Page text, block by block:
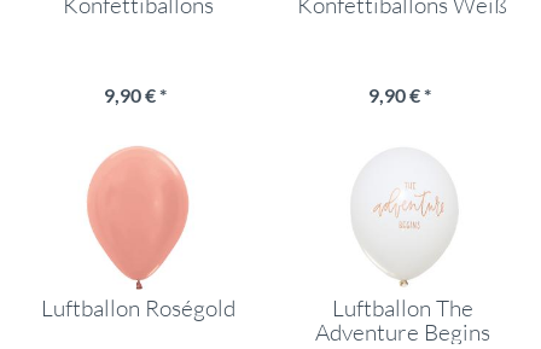
9,90 € * 9,90 € *
Luftballon Roségold
Luftballon The
Adventure Begins